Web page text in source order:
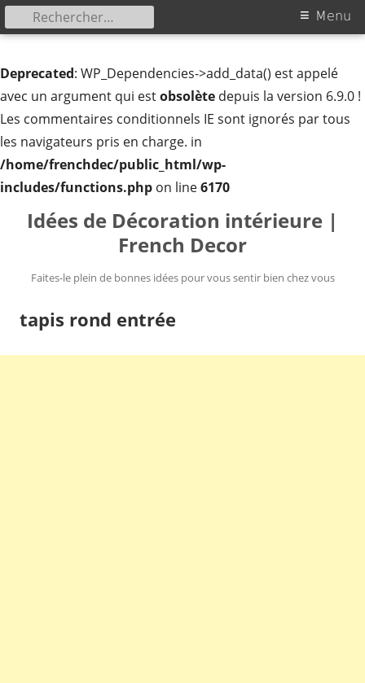
Deprecated: WP_Dependencies->add_data() est appelé
avec un argument qui estobsolète depuis la version 6.9.0 !
Les commentaires conditionnels IE sont ignorés par tous
les navigateurs pris en charge. in
/home/frenchdec/public_html/wp-
includes/functions.php on line6170
Idées de Décoration intérieure |
French Decor
Faites-le plein de bonnes idées pour vous sentir bien chez vous
Menu
Menu
Rechercher :
tapis rond entrée